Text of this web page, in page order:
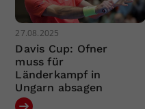
27.08.2025
Davis Cup: Ofner
muss für
Länderkampf in
Ungarn absagen